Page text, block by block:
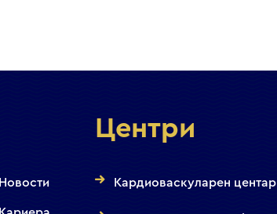
Новости
Центри
Кардиоваскуларен центар